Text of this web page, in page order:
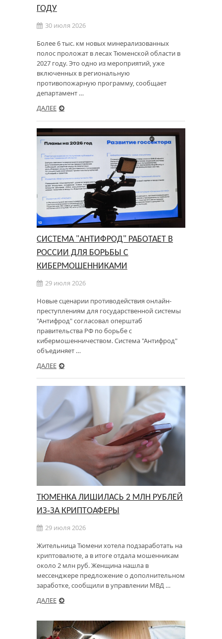
ГОДУ
30 июля 2026
Более 6 тыс. км новых минерализованных
полос проложат в лесах Тюменской области в
2027 году. Это одно из мероприятий, уже
включенных в региональную
противопожарную программу, сообщает
департамент …
ДАЛЕЕ
СИСТЕМА "АНТИФРОД" РАБОТАЕТ В
РОССИИ ДЛЯ БОРЬБЫ С
КИБЕРМОШЕННИКАМИ
29 июля 2026
Новые сценарии противодействия онлайн-
преступлениям для государственной системы
"Антифрод" согласовал оперштаб
правительства РФ по борьбе с
кибермошенничеством. Система "Антифрод"
объединяет …
ДАЛЕЕ
ТЮМЕНКА ЛИШИЛАСЬ 2 МЛН РУБЛЕЙ
ИЗ‑ЗА КРИПТОАФЕРЫ
29 июля 2026
Жительница Тюмени хотела подзаработать на
криптовалюте, а в итоге отдала мошенникам
около 2 млн руб. Женщина нашла в
мессенджере предложение о дополнительном
заработке, сообщили в управлении МВД …
ДАЛЕЕ